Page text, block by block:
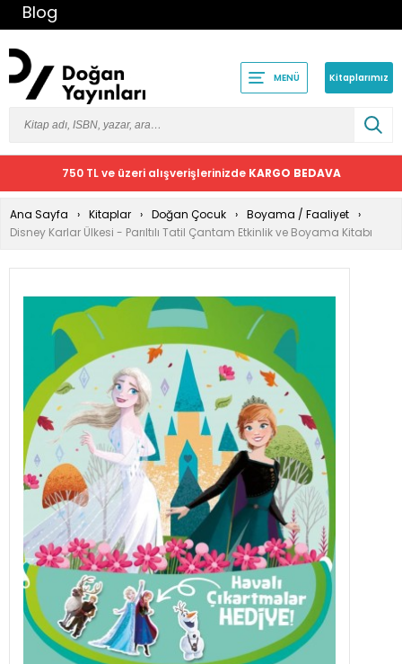
Blog
MENÜ Kitaplarımız
750 TL ve üzeri alışverişlerinizde KARGO BEDAVA
Ana Sayfa Kitaplar Doğan Çocuk
Boyama / Faaliyet
Disney Karlar Ülkesi - Parıltılı Tatil Çantam Etkinlik ve Boyama Kitabı